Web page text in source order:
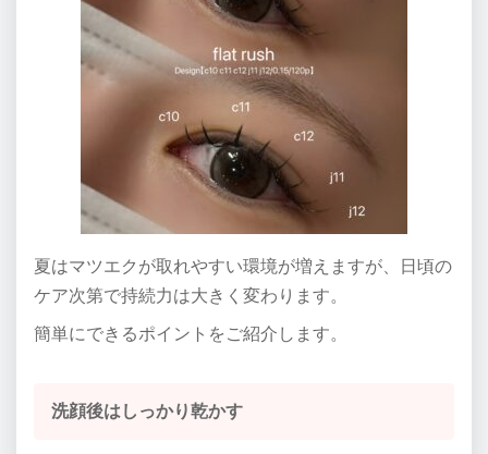
夏はマツエクが取れやすい環境が増えますが、日頃の
ケア次第で持続力は大きく変わります。
簡単にできるポイントをご紹介します。
洗顔後はしっかり乾かす